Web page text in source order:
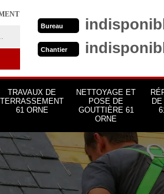
Bureau
Chantier
TRAVAUX DE
TERRASSEMENT
61 ORNE
NETTOYAGE ET
POSE DE
GOUTTIÈRE 61
ORNE